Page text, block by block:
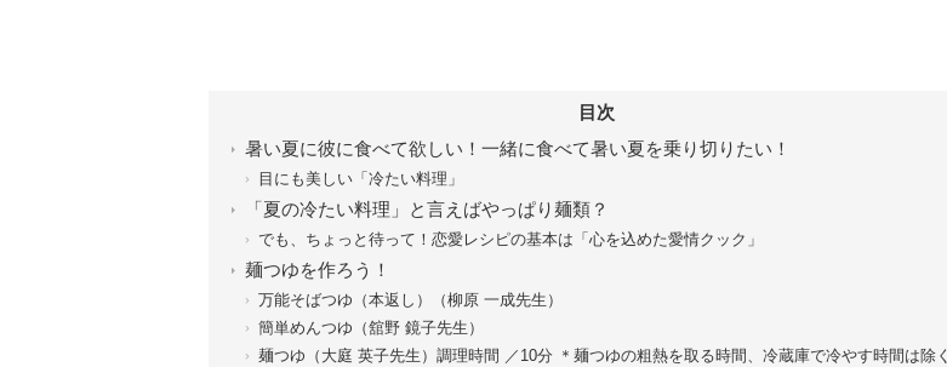
目次
暑い夏に彼に食べて欲しい！一緒に食べて暑い夏を乗り切りたい！
目にも美しい「冷たい料理」
「夏の冷たい料理」と言えばやっぱり麺類？
でも、ちょっと待って！恋愛レシピの基本は「心を込めた愛情クック」
麺つゆを作ろう！
万能そばつゆ（本返し）（柳原 一成先生）
簡単めんつゆ（舘野 鏡子先生）
麺つゆ（大庭 英子先生）調理時間 ／10分 ＊麺つゆの粗熱を取る時間、冷蔵庫で冷やす時間は除く